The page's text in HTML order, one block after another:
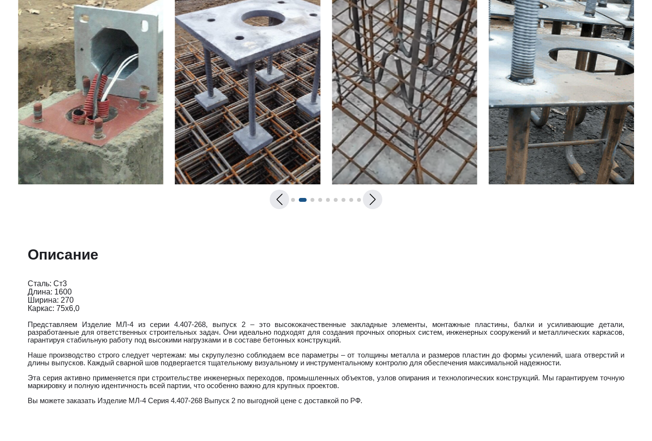
Описание
Сталь: Ст3
Длина: 1600
Ширина: 270
Каркас: 75х6,0
Представляем Изделие МЛ-4 из серии 4.407-268, выпуск 2 – это высококачественные закладные элементы, монтажные пластины, балки и усиливающие детали,
разработанные для ответственных строительных задач. Они идеально подходят для создания прочных опорных систем, инженерных сооружений и металлических каркасов,
гарантируя стабильную работу под высокими нагрузками и в составе бетонных конструкций.
Наше производство строго следует чертежам: мы скрупулезно соблюдаем все параметры – от толщины металла и размеров пластин до формы усилений, шага отверстий и
длины выпусков. Каждый сварной шов подвергается тщательному визуальному и инструментальному контролю для обеспечения максимальной надежности.
Эта серия активно применяется при строительстве инженерных переходов, промышленных объектов, узлов опирания и технологических конструкций. Мы гарантируем точную
маркировку и полную идентичность всей партии, что особенно важно для крупных проектов.
Вы можете заказать Изделие МЛ-4 Серия 4.407-268 Выпуск 2 по выгодной цене с доставкой по РФ.